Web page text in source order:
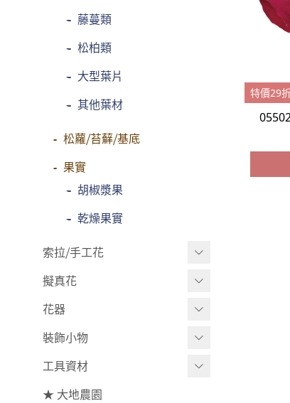
- 藤蔓類
- 松柏類
- 大型葉片
- 其他葉材
松蘿⧸苔蘚⧸基底
果實
- 胡椒漿果
- 乾燥果實
索拉⧸手工花
索拉花(有花莖)
- 莉朵獨家噴漆
- 莉朵獨家水染
- 大地農園
擬真花
盆栽⧸成品
綜合花束
主花
配花
花器
小型花器
中大型花器
鐘罩⧸花框
裝飾小物
裝飾⧸擺飾
花插
工具資材
工具⧸型錄
★ 大地農園
特價29